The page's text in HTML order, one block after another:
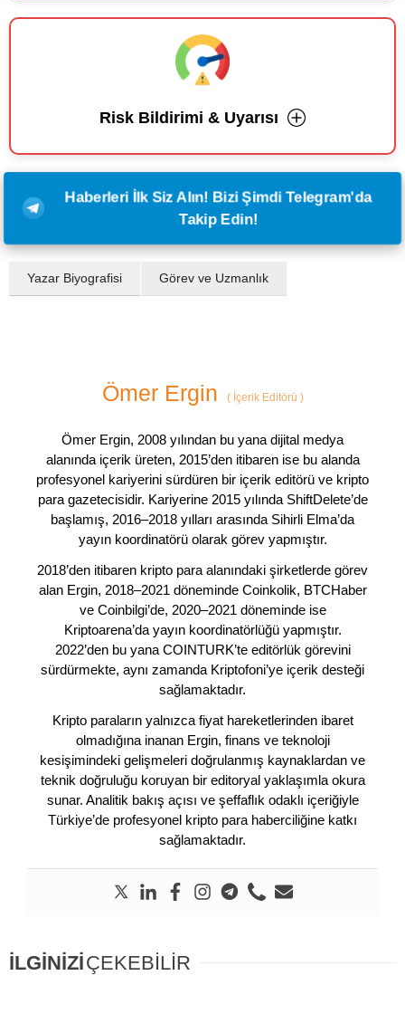
Risk Bildirimi & Uyarısı
Haberleri İlk Siz Alın! Bizi Şimdi Telegram'da
Takip Edin!
Yazar Biyografisi Görev ve Uzmanlık
Ömer Ergin (İçerik Editörü )
Ömer Ergin, 2008 yılından bu yana dijital medya
alanında içerik üreten, 2015’den itibaren ise bu alanda
profesyonel kariyerini sürdüren bir içerik editörü ve kripto
para gazetecisidir. Kariyerine 2015 yılında ShiftDelete’de
başlamış, 2016–2018 yılları arasında Sihirli Elma’da
yayın koordinatörü olarak görev yapmıştır.
2018’den itibaren kripto para alanındaki şirketlerde görev
alan Ergin, 2018–2021 döneminde Coinkolik, BTCHaber
ve Coinbilgi’de, 2020–2021 döneminde ise
Kriptoarena’da yayın koordinatörlüğü yapmıştır.
2022’den bu yana COINTURK’te editörlük görevini
sürdürmekte, aynı zamanda Kriptofoni’ye içerik desteği
sağlamaktadır.
Kripto paraların yalnızca fiyat hareketlerinden ibaret
olmadığına inanan Ergin, finans ve teknoloji
kesişimindeki gelişmeleri doğrulanmış kaynaklardan ve
teknik doğruluğu koruyan bir editoryal yaklaşımla okura
sunar. Analitik bakış açısı ve şeffaflık odaklı içeriğiyle
Türkiye’de profesyonel kripto para haberciliğine katkı
sağlamaktadır.
İLGİNİZİÇEKEBİLİR